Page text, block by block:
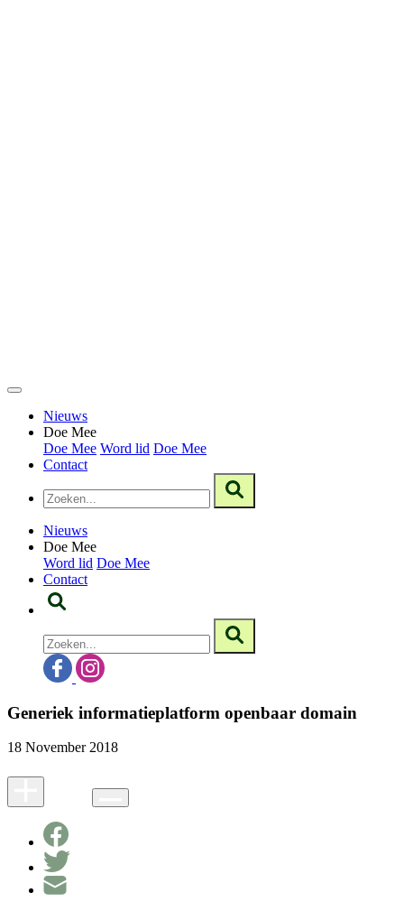
Nieuws
Doe Mee
Doe Mee Word lid Doe Mee
Contact
Nieuws
Doe Mee
Word lid Doe Mee
Contact
Generiek informatieplatform openbaar domain
18 November 2018